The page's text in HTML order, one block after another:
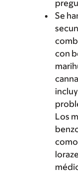
Se
con
Los